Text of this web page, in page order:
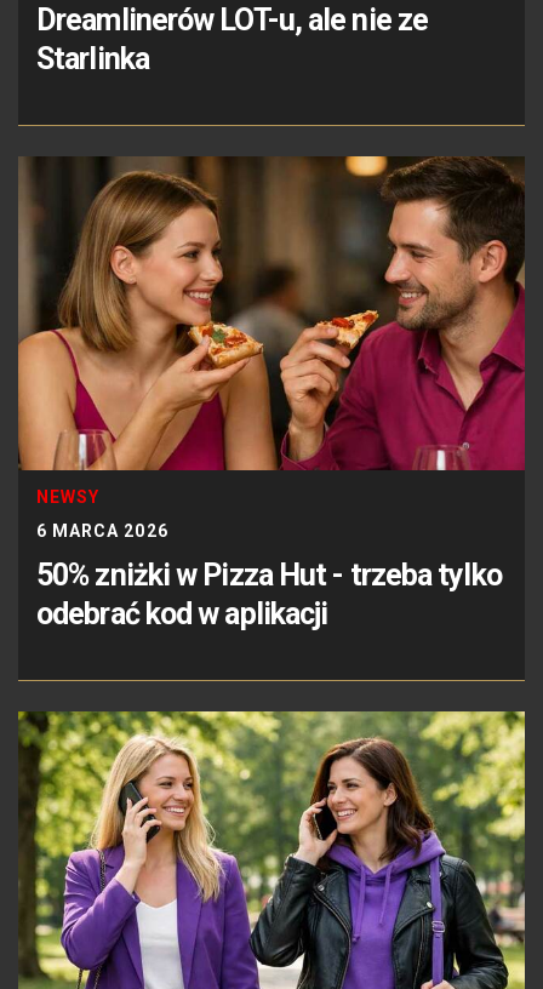
Dreamlinerów LOT-u, ale nie ze
Starlinka
NEWSY
6 MARCA 2026
50% zniżki w Pizza Hut - trzeba tylko
odebrać kod w aplikacji